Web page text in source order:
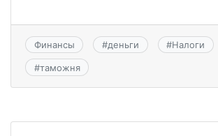
Финансы #деньги #Налоги
#таможня